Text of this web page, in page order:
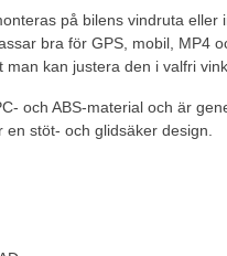
på bilens vindruta
bra för GPS, mobil, MP4
kan justera den i valfri
och ABS-material och är
stöt- och glidsäker design.